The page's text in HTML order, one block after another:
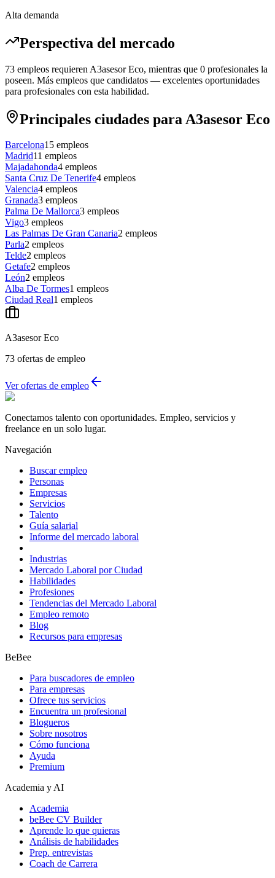
Alta demanda
Perspectiva del mercado
73 empleos requieren A3asesor Eco, mientras que 0 profesionales la
poseen. Más empleos que candidatos — excelentes oportunidades
para profesionales con esta habilidad.
Principales ciudades para A3asesor Eco
Barcelona15 empleos
Madrid11 empleos
Majadahonda4 empleos
Santa Cruz De Tenerife4 empleos
Valencia4 empleos
Granada3 empleos
Palma De Mallorca3 empleos
Vigo3 empleos
Las Palmas De Gran Canaria2 empleos
Parla2 empleos
Telde2 empleos
Getafe2 empleos
León2 empleos
Alba De Tormes1 empleos
Ciudad Real1 empleos
A3asesor Eco
73 ofertas de empleo
Ver ofertas de empleo
Conectamos talento con oportunidades. Empleo, servicios y
freelance en un solo lugar.
Navegación
Buscar empleo
Personas
Empresas
Servicios
Talento
Guía salarial
Informe del mercado laboral
Industrias
Mercado Laboral por Ciudad
Habilidades
Profesiones
Tendencias del Mercado Laboral
Empleo remoto
Blog
Recursos para empresas
BeBee
Para buscadores de empleo
Para empresas
Ofrece tus servicios
Encuentra un profesional
Blogueros
Sobre nosotros
Cómo funciona
Ayuda
Premium
Academia y AI
Academia
beBee CV Builder
Aprende lo que quieras
Análisis de habilidades
Prep. entrevistas
Coach de Carrera